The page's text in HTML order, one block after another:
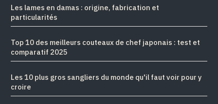
Les lames en damas : origine, fabrication et
particularités
Top 10 des meilleurs couteaux de chef japonais : test et
comparatif 2025
Les 10 plus gros sangliers du monde qu'il faut voir pour y
croire